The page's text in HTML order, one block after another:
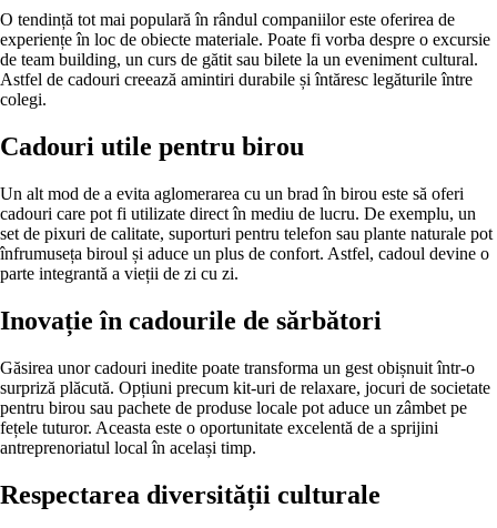
O tendință tot mai populară în rândul companiilor este oferirea de
experiențe în loc de obiecte materiale. Poate fi vorba despre o excursie
de team building, un curs de gătit sau bilete la un eveniment cultural.
Astfel de cadouri creează amintiri durabile și întăresc legăturile între
colegi.
Cadouri utile pentru birou
Un alt mod de a evita aglomerarea cu un brad în birou este să oferi
cadouri care pot fi utilizate direct în mediu de lucru. De exemplu, un
set de pixuri de calitate, suporturi pentru telefon sau plante naturale pot
înfrumuseța biroul și aduce un plus de confort. Astfel, cadoul devine o
parte integrantă a vieții de zi cu zi.
Inovație în cadourile de sărbători
Găsirea unor cadouri inedite poate transforma un gest obișnuit într-o
surpriză plăcută. Opțiuni precum kit-uri de relaxare, jocuri de societate
pentru birou sau pachete de produse locale pot aduce un zâmbet pe
fețele tuturor. Aceasta este o oportunitate excelentă de a sprijini
antreprenoriatul local în același timp.
Respectarea diversității culturale